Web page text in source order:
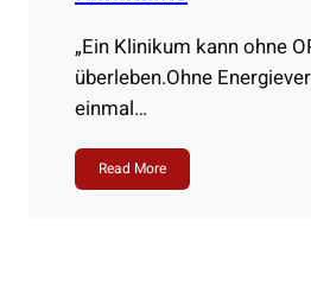
„Ein Klinikum kann ohne
überleben.Ohne
einmal…
Read More